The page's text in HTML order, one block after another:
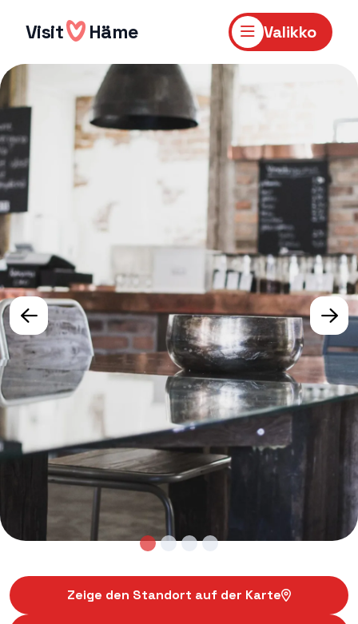
sisältöön
Visit Häme Valikko
Zeige den Standort auf der Karte